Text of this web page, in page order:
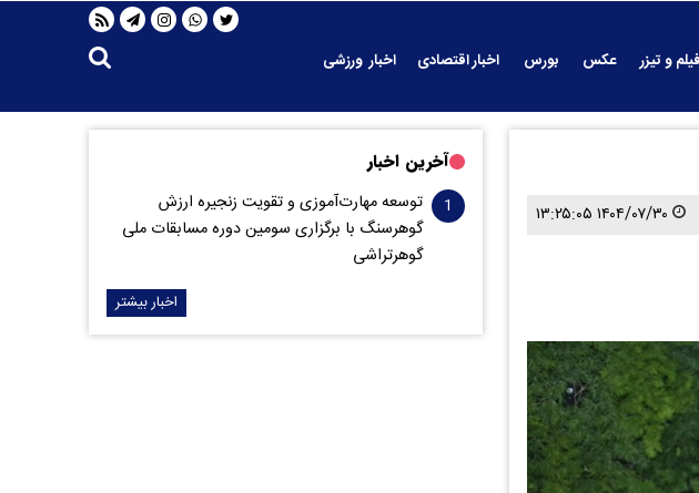
فیلم و تیزر عکس بورس اخبار اقتصادی
اخبار ورزشی
۱۴۰۴/۰۷/۳۰ ۱۳:۲۵:۰۵
آخرین اخبار
توسعه مهارت‌آموزی و تقویت زنجیره ارزش
گوهرسنگ با برگزاری سومین دوره مسابقات ملی
گوهرتراشی
اخبار بیشتر